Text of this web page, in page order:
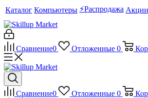
Каталог Компьютеры ⚡️Распродажа Акции
Сравнение0 Отложенные 0
Сравнение0 Отложенные 0